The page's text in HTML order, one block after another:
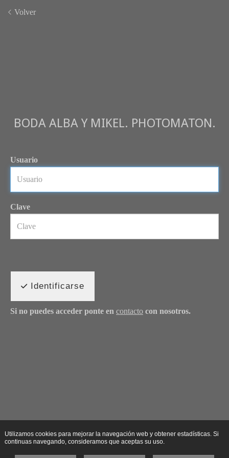
Volver
BODA ALBA Y MIKEL. PHOTOMATON.
Usuario
Clave
Identificarse
Si no puedes acceder ponte en contacto con nosotros.
Utilizamos cookies para mejorar la navegación web y obtener estadísticas. Si
continuas navegando, consideramos que aceptas su uso.